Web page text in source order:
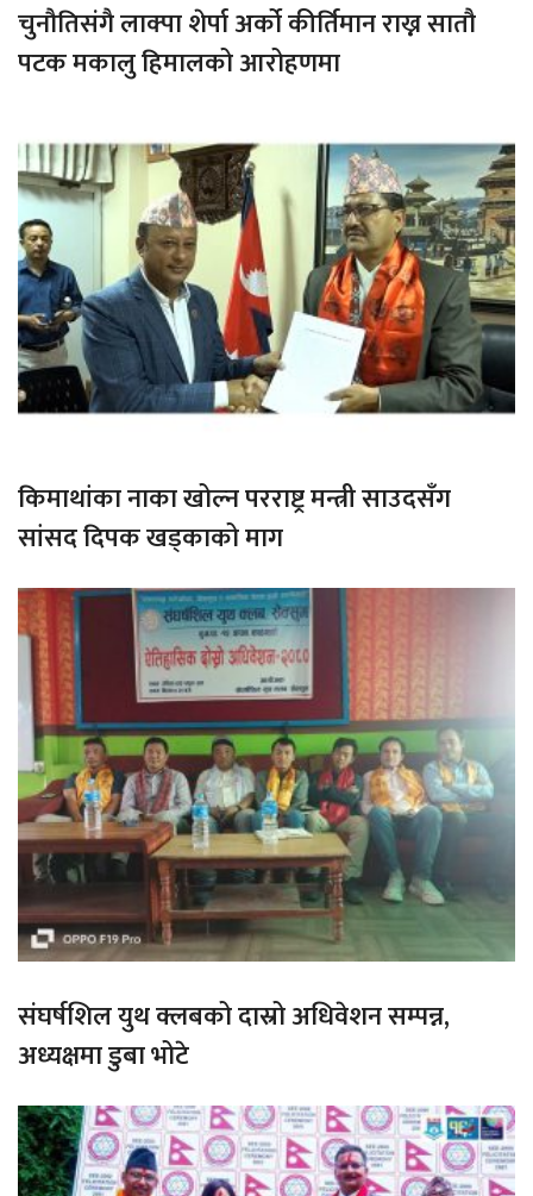
चुनौतिसंगै लाक्पा शेर्पा अर्को कीर्तिमान राख्न सातौ
पटक मकालु हिमालको आरोहणमा
किमाथांका नाका खोल्न परराष्ट्र मन्त्री साउदसँग
सांसद दिपक खड्काको माग
संघर्षशिल युथ क्लबको दास्रो अधिवेशन सम्पन्न,
अध्यक्षमा डुबा भोटे